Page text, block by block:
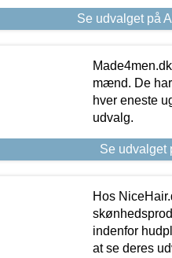
Se udvalget på
mænd. De
hver eneste
udvalg.
Se udvalget
Hos
indenfor
at se deres